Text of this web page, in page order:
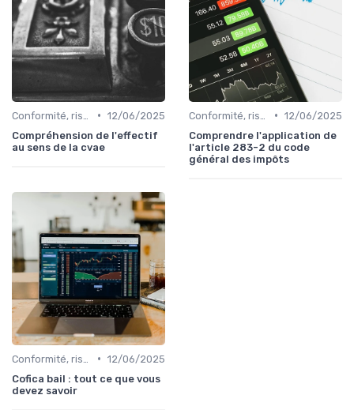
• 12/06/2025
Compréhension de l'effectif
au sens de la cvae
• 12/06/2025
Comprendre l'application de
l'article 283-2 du code
général des impôts
• 12/06/2025
Cofica bail : tout ce que vous
devez savoir